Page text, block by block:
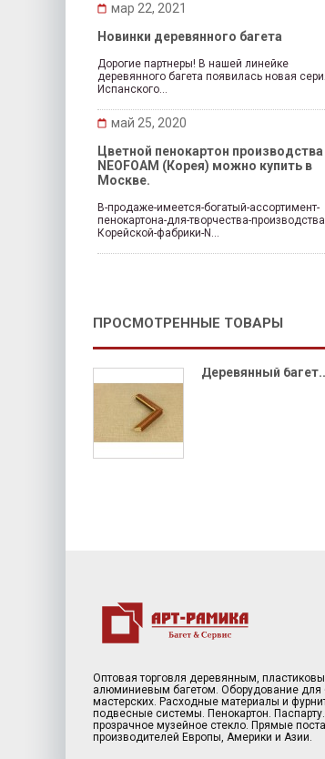
мар 22, 2021
Новинки деревянного багета
Дорогие партнеры! В нашей линейке
деревянного багета появилась новая
Испанского...
май 25, 2020
Цветной пенокартон производства
NEOFOAM (Корея) можно купить в
Москве.
В-продаже-имеется-богатый-ассортимент-
пенокартона-для-творчества-
Корейской-фабрики-N...
ПРОСМОТРЕННЫЕ ТОВАРЫ
Деревянный
Оптовая торговля деревянным,
алюминиевым багетом. Оборудование для
мастерских. Расходные материалы и
подвесные системы. Пенокартон. Паспарту.
прозрачное музейное стекло. Прямые
производителей Европы, Америки и Азии.